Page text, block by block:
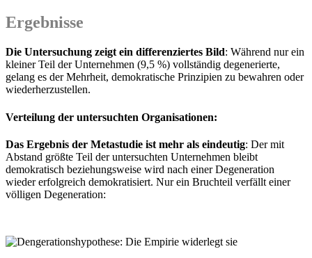
Ergebnisse
Die Untersuchung zeigt ein differenziertes Bild: Während nur ein
kleiner Teil der Unternehmen (9,5 %) vollständig degenerierte,
gelang es der Mehrheit, demokratische Prinzipien zu bewahren oder
wiederherzustellen.
Verteilung der untersuchten Organisationen:
Das Ergebnis der Metastudie ist mehr als eindeutig: Der mit
Abstand größte Teil der untersuchten Unternehmen bleibt
demokratisch beziehungsweise wird nach einer Degeneration
wieder erfolgreich demokratisiert. Nur ein Bruchteil verfällt einer
völligen Degeneration: